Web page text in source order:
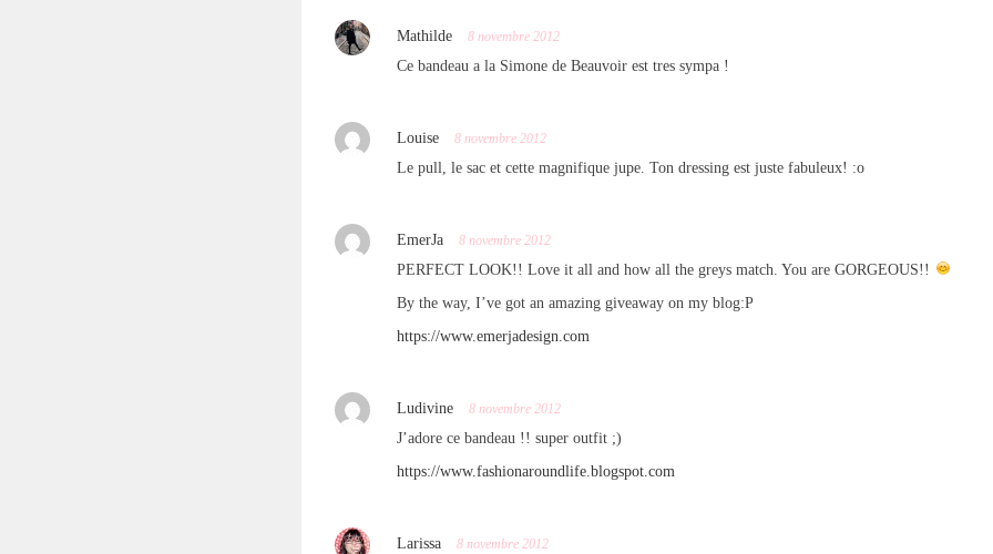
Mathilde 8 novembre 2012
Ce bandeau a la Simone de Beauvoir est tres sympa !
Louise 8 novembre 2012
Le pull, le sac et cette magnifique jupe. Ton dressing est juste fabuleux! :o
EmerJa 8 novembre 2012
PERFECT LOOK!! Love it all and how all the greys match. You are GORGEOUS!!
By the way, I’ve got an amazing giveaway on my blog:P
https://www.emerjadesign.com
Ludivine 8 novembre 2012
J’adore ce bandeau !! super outfit ;)
https://www.fashionaroundlife.blogspot.com
Larissa 8 novembre 2012